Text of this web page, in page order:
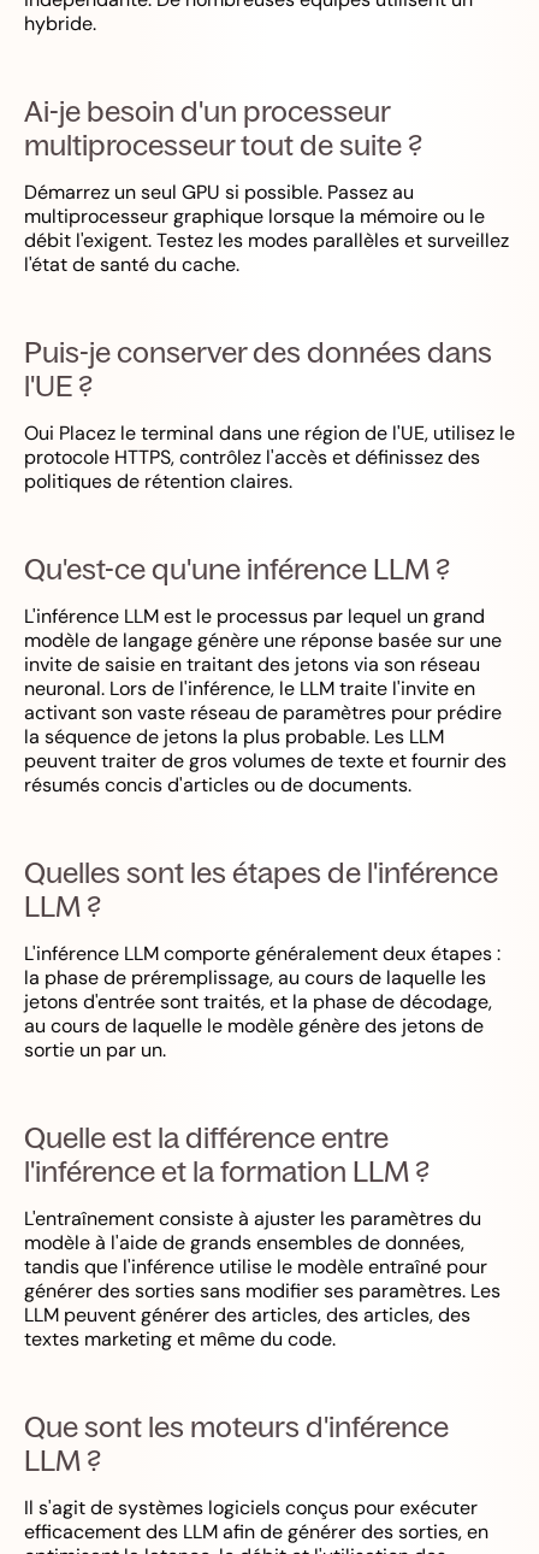
hybride.
Ai-je besoin d'un processeur
multiprocesseur tout de suite ?
Démarrez un seul GPU si possible. Passez au
multiprocesseur graphique lorsque la mémoire ou le
débit l'exigent. Testez les modes parallèles et surveillez
l'état de santé du cache.
Puis-je conserver des données dans
l'UE ?
Oui Placez le terminal dans une région de l'UE, utilisez le
protocole HTTPS, contrôlez l'accès et définissez des
politiques de rétention claires.
Qu'est-ce qu'une inférence LLM ?
L'inférence LLM est le processus par lequel un grand
modèle de langage génère une réponse basée sur une
invite de saisie en traitant des jetons via son réseau
neuronal. Lors de l'inférence, le LLM traite l'invite en
activant son vaste réseau de paramètres pour prédire
la séquence de jetons la plus probable. Les LLM
peuvent traiter de gros volumes de texte et fournir des
résumés concis d'articles ou de documents.
Quelles sont les étapes de l'inférence
LLM ?
L'inférence LLM comporte généralement deux étapes :
la phase de préremplissage, au cours de laquelle les
jetons d'entrée sont traités, et la phase de décodage,
au cours de laquelle le modèle génère des jetons de
sortie un par un.
Quelle est la différence entre
l'inférence et la formation LLM ?
L'entraînement consiste à ajuster les paramètres du
modèle à l'aide de grands ensembles de données,
tandis que l'inférence utilise le modèle entraîné pour
générer des sorties sans modifier ses paramètres. Les
LLM peuvent générer des articles, des articles, des
textes marketing et même du code.
Que sont les moteurs d'inférence
LLM ?
Il s'agit de systèmes logiciels conçus pour exécuter
efficacement des LLM afin de générer des sorties, en